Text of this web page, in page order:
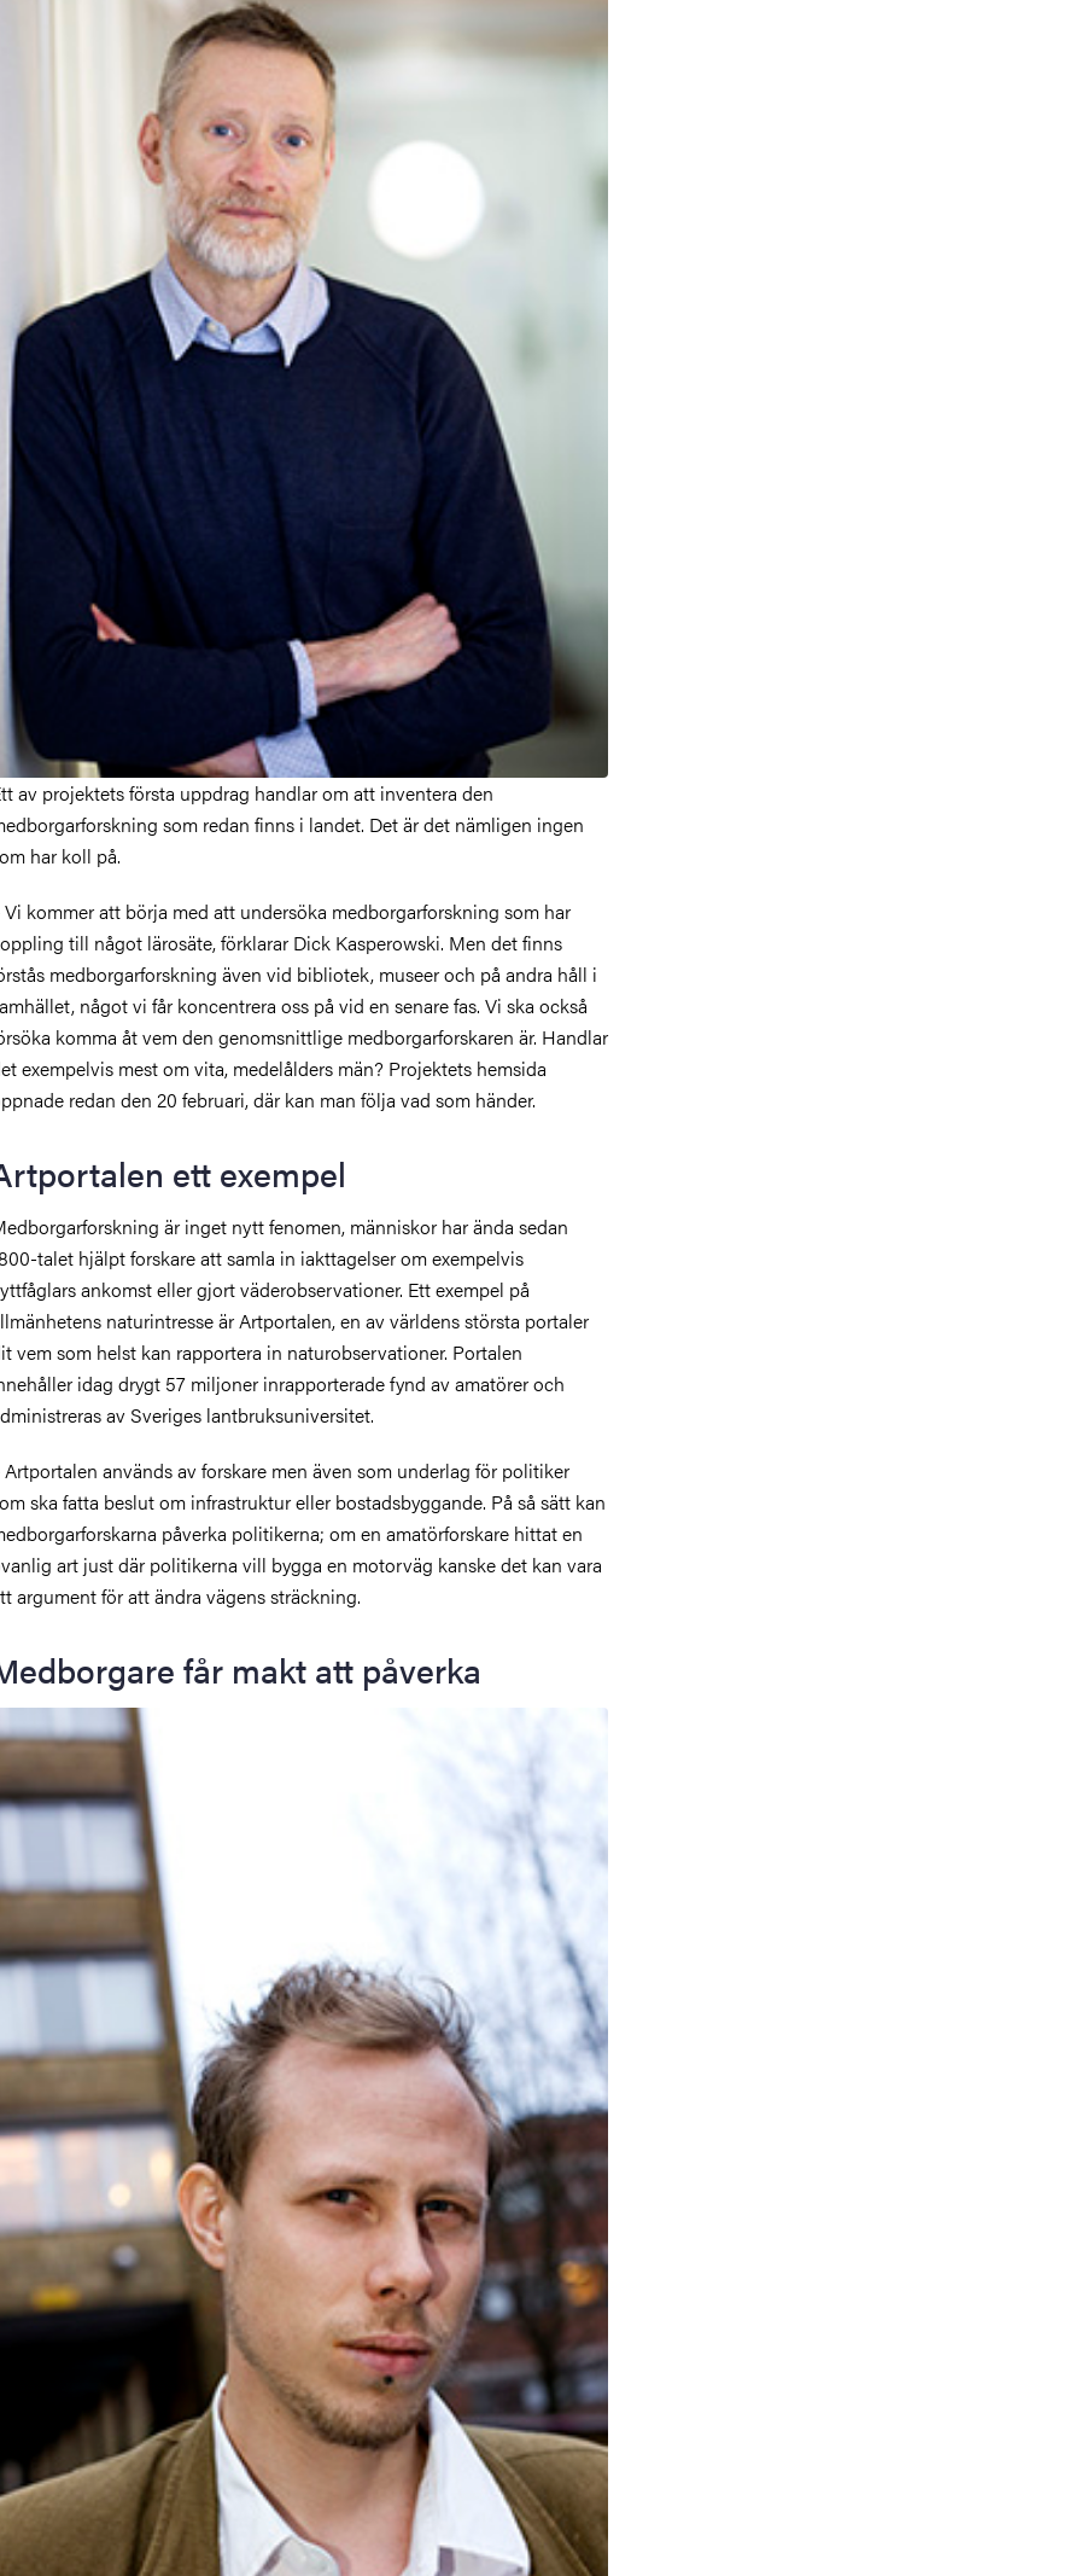
av projektets första uppdrag handlar om att inventera den
som redan finns i landet. Det är det nämligen ingen
har koll på.
Vi kommer att börja med att undersöka medborgarforskning som har
till något lärosäte, förklarar Dick Kasperowski. Men det finns
medborgarforskning även vid bibliotek, museer och på andra håll i
något vi får koncentrera oss på vid en senare fas. Vi ska också
komma åt vem den genomsnittlige medborgarforskaren är. Handlar
exempelvis mest om vita, medelålders män? Projektets hemsida
redan den 20 februari, där kan man följa vad som händer.
ett exempel
är inget nytt fenomen, människor har ända sedan
talet hjälpt forskare att samla in iakttagelser om exempelvis
ankomst eller gjort väderobservationer. Ett exempel på
naturintresse är Artportalen, en av världens största portaler
vem som helst kan rapportera in naturobservationer. Portalen
idag drygt 57 miljoner inrapporterade fynd av amatörer och
av Sveriges lantbruksuniversitet.
Artportalen används av forskare men även som underlag för politiker
ska fatta beslut om infrastruktur eller bostadsbyggande. På så sätt kan
påverka politikerna; om en amatörforskare hittat en
art just där politikerna vill bygga en motorväg kanske det kan vara
argument för att ändra vägens sträckning.
får makt att påverka